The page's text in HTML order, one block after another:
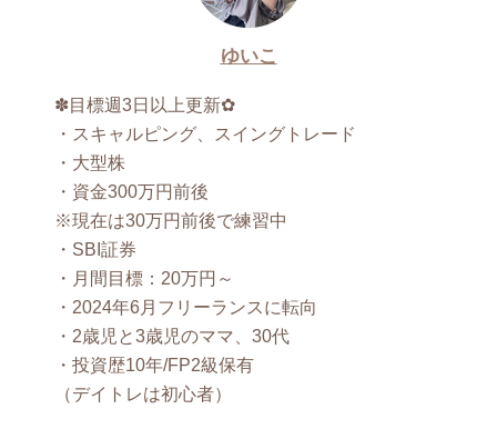
ゆいこ
✽目標週3日以上更新✿
・スキャルピング、スイングトレード
・大型株
・資金300万円前後
※現在は30万円前後で練習中
・SBI証券
・月間目標：20万円～
・2024年6月フリーランスに転向
・2歳児と3歳児のママ、30代
・投資歴10年/FP2級保有
（デイトレは初心者）